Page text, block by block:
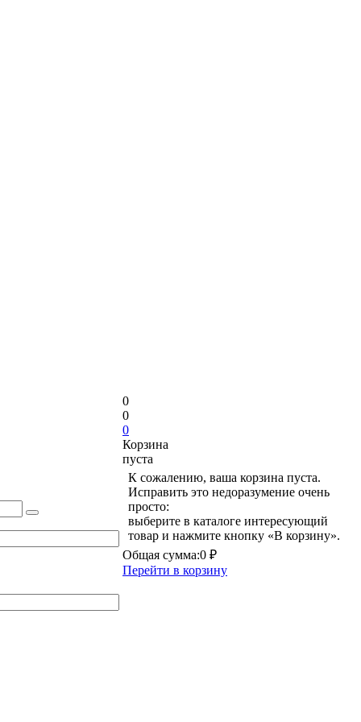
0
0
0
Корзина
пуста
К сожалению, ваша корзина пуста.
Исправить это недоразумение очень
просто:
выберите в каталоге интересующий
товар и нажмите кнопку «В корзину».
Общая сумма:0 ₽
Перейти в корзину